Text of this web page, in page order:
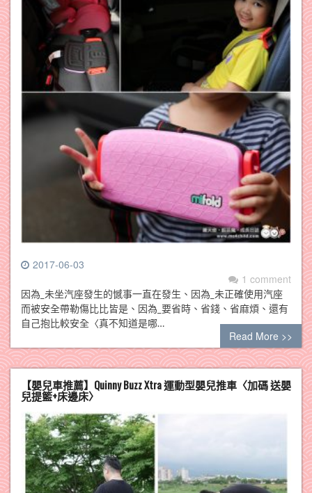
2017-06-03
1 comment
因為_未坐汽座發生的憾事一直在發生、因為_未正確使用汽座
而被安全帶勒傷比比皆是、因為_要省時、省錢、省麻煩、還有
自己抱比較安全〈真不知道是哪…
Read More >>
【嬰兒車推薦】Quinny Buzz Xtra 運動型嬰兒推車〈加碼 送嬰
兒提籃+床邊床〉